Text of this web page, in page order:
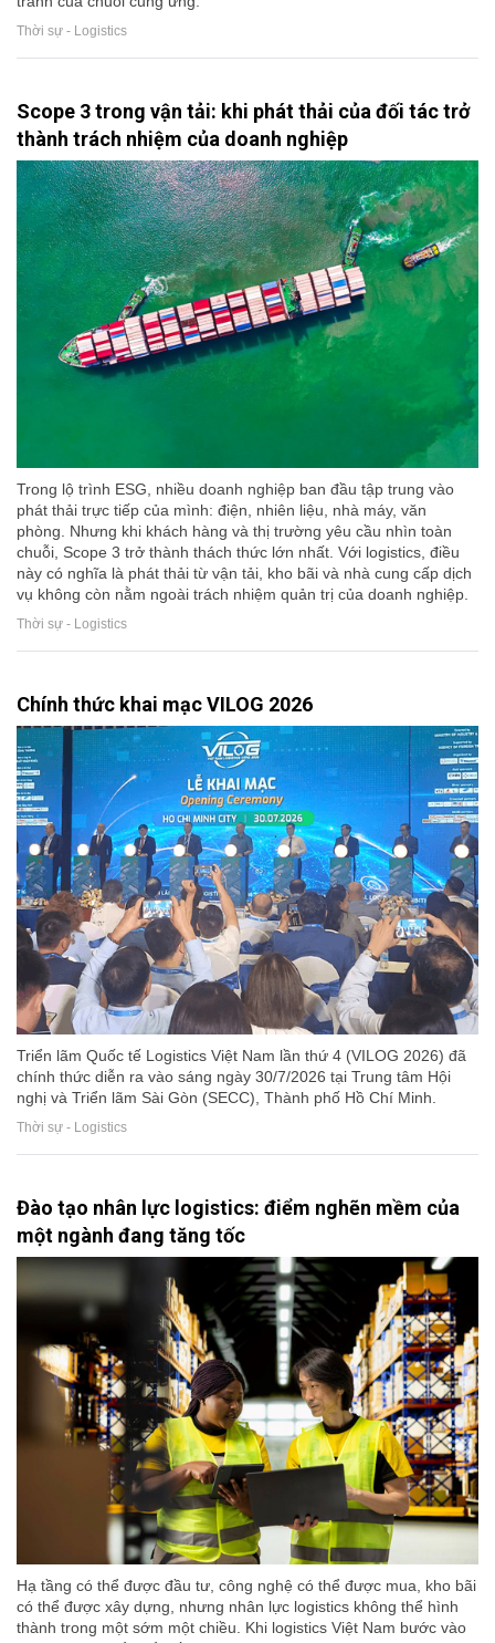
Thời sự - Logistics
Scope 3 trong vận tải: khi phát thải của đối tác trở
thành trách nhiệm của doanh nghiệp
Trong lộ trình ESG, nhiều doanh nghiệp ban đầu tập trung vào
phát thải trực tiếp của mình: điện, nhiên liệu, nhà máy, văn
phòng. Nhưng khi khách hàng và thị trường yêu cầu nhìn toàn
chuỗi, Scope 3 trở thành thách thức lớn nhất. Với logistics, điều
này có nghĩa là phát thải từ vận tải, kho bãi và nhà cung cấp dịch
vụ không còn nằm ngoài trách nhiệm quản trị của doanh nghiệp.
Thời sự - Logistics
Chính thức khai mạc VILOG 2026
Triển lãm Quốc tế Logistics Việt Nam lần thứ 4 (VILOG 2026) đã
chính thức diễn ra vào sáng ngày 30/7/2026 tại Trung tâm Hội
nghị và Triển lãm Sài Gòn (SECC), Thành phố Hồ Chí Minh.
Thời sự - Logistics
Đào tạo nhân lực logistics: điểm nghẽn mềm của
một ngành đang tăng tốc
Hạ tầng có thể được đầu tư, công nghệ có thể được mua, kho bãi
có thể được xây dựng, nhưng nhân lực logistics không thể hình
thành trong một sớm một chiều. Khi logistics Việt Nam bước vào